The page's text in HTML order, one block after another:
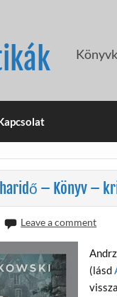
– Könyv –
Leave a comment
(lásd